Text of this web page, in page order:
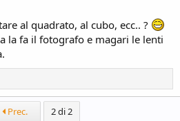
che, prima di acquistare nuovo
portare le mie foto ad un
fa la differenza è sempre il
essere solo uno spunto sul quale
al quadrato, al cubo, ecc.. ?
la fa il fotografo e magari le lenti
Prec. 2 di 2